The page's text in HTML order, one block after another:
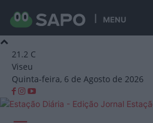
MENU
21.2 C
Viseu
Quinta-feira, 6 de Agosto de 2026